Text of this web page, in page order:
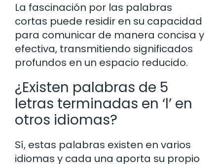
La fascinación por las palabras
cortas puede residir en su capacidad
para comunicar de manera concisa y
efectiva, transmitiendo significados
profundos en un espacio reducido.
¿Existen palabras de 5
letras terminadas en ‘l’ en
otros idiomas?
Sí, estas palabras existen en varios
idiomas y cada una aporta su propio